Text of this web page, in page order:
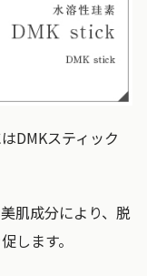
DMKスティック
肌成分により、脱
します。